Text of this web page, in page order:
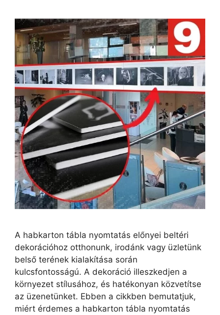
A habkarton tábla nyomtatás előnyei beltéri
dekorációhoz otthonunk, irodánk vagy üzletünk
belső terének kialakítása során
kulcsfontosságú. A dekoráció illeszkedjen a
környezet stílusához, és hatékonyan közvetítse
az üzenetünket. Ebben a cikkben bemutatjuk,
miért érdemes a habkarton tábla nyomtatás